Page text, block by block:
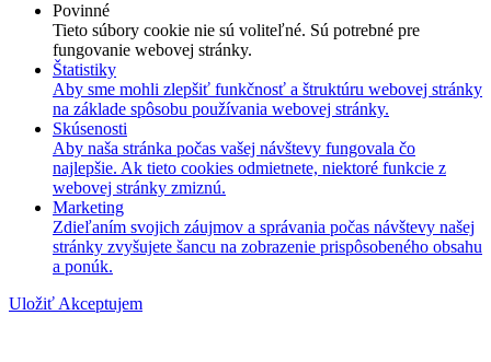
Povinné
Tieto súbory cookie nie sú voliteľné. Sú potrebné pre
fungovanie webovej stránky.
Štatistiky
Aby sme mohli zlepšiť funkčnosť a štruktúru webovej stránky
na základe spôsobu používania webovej stránky.
Skúsenosti
Aby naša stránka počas vašej návštevy fungovala čo
najlepšie. Ak tieto cookies odmietnete, niektoré funkcie z
webovej stránky zmiznú.
Marketing
Zdieľaním svojich záujmov a správania počas návštevy našej
stránky zvyšujete šancu na zobrazenie prispôsobeného obsahu
a ponúk.
Uložiť Akceptujem